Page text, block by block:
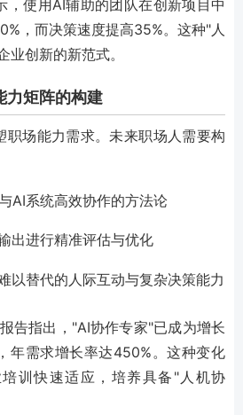
，使用AI辅助的团队在创新项目中
，而决策速度提高35%。这种"人
业创新的新范式。
力矩阵的构建
职场能力需求。未来职场人需要构
AI系统高效协作的方法论
出进行精准评估与优化
以替代的人际互动与复杂决策能力
告指出，"AI协作专家"已成为增长
年需求增长率达450%。这种变化
训快速适应，培养具备"人机协